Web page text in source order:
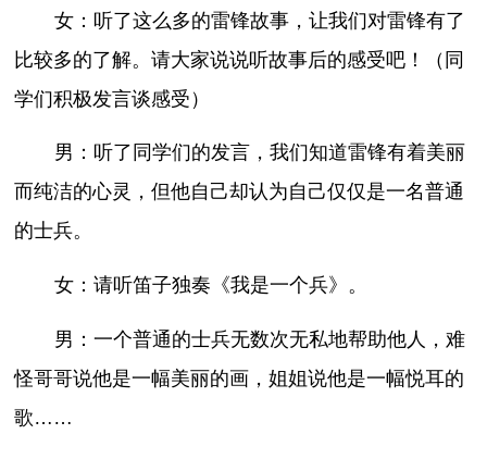
女：听了这么多的雷锋故事，让我们对雷锋有了
比较多的了解。请大家说说听故事后的感受吧！（同
学们积极发言谈感受）
男：听了同学们的发言，我们知道雷锋有着美丽
而纯洁的心灵，但他自己却认为自己仅仅是一名普通
的士兵。
女：请听笛子独奏《我是一个兵》。
男：一个普通的士兵无数次无私地帮助他人，难
怪哥哥说他是一幅美丽的画，姐姐说他是一幅悦耳的
歌……